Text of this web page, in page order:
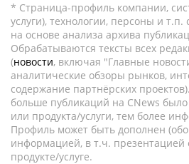
* Страница-профиль компании,
услуги), технологии, персоны и т.п.
на основе анализа архива
Обрабатываются тексты всех
(новости, включая "Главные
аналитические обзоры рынков,
содержание партнёрских
больше публикаций на CNews
или продукта/услуги, тем более
Профиль может быть дополнен
информацией, в т.ч. презентацией
продукте/услуге.